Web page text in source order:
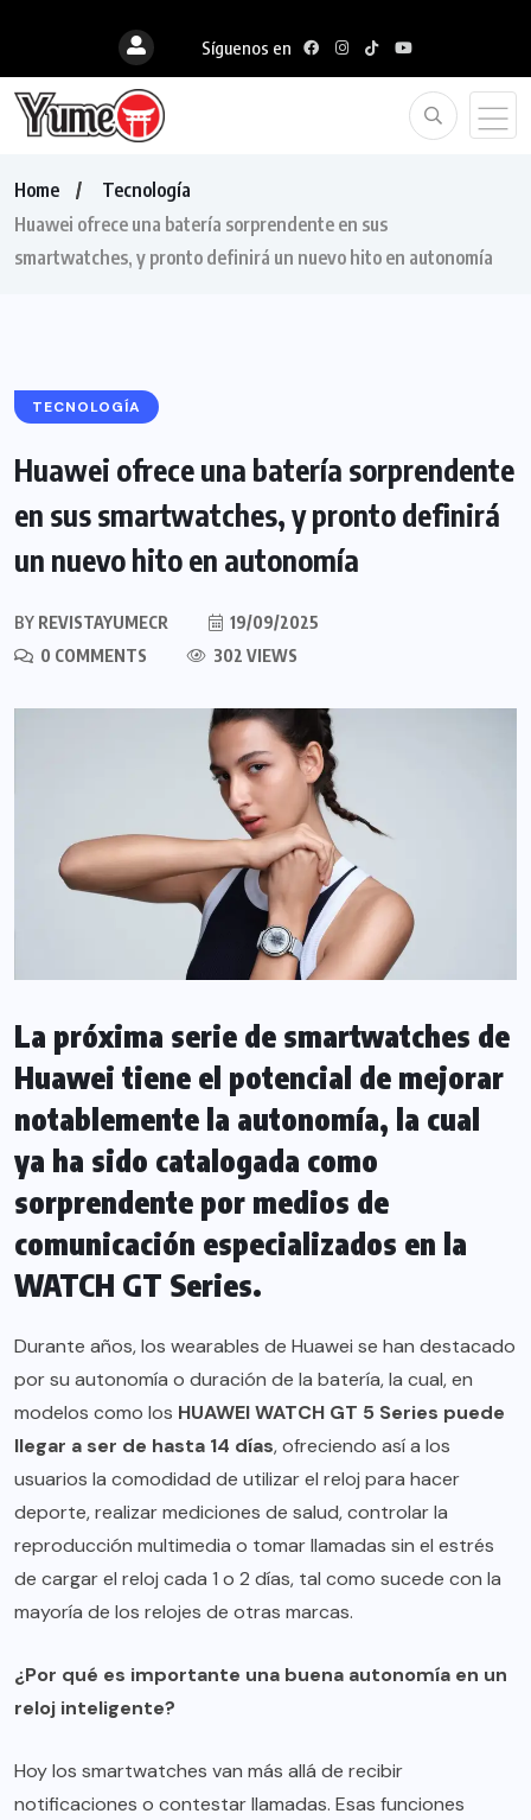
Síguenos en
Home
Tecnología
Huawei ofrece una batería sorprendente en sus
smartwatches, y pronto definirá un nuevo hito en autonomía
TECNOLOGÍA
Huawei ofrece una batería sorprendente
en sus smartwatches, y pronto definirá
un nuevo hito en autonomía
BY REVISTAYUMECR
19/09/2025
0 COMMENTS
302 VIEWS
La próxima serie de smartwatches de
Huawei tiene el potencial de mejorar
notablemente la autonomía, la cual
ya ha sido catalogada como
sorprendente por medios de
comunicación especializados en la
WATCH GT Series.
Durante años, los wearables de Huawei se han destacado
por su autonomía o duración de la batería, la cual, en
modelos como los HUAWEI WATCH GT 5 Series puede
llegar a ser de hasta 14 días, ofreciendo así a los
usuarios la comodidad de utilizar el reloj para hacer
deporte, realizar mediciones de salud, controlar la
reproducción multimedia o tomar llamadas sin el estrés
de cargar el reloj cada 1 o 2 días, tal como sucede con la
mayoría de los relojes de otras marcas.
¿Por qué es importante una buena autonomía en un
reloj inteligente?
Hoy los smartwatches van más allá de recibir
notificaciones o contestar llamadas. Esas funciones